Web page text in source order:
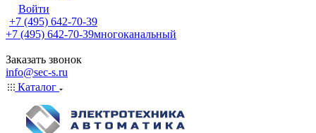
Войти
+7 (495) 642-70-39
+7 (495) 642-70-39многоканальный
Заказать звонок
info@sec-s.ru
Каталог